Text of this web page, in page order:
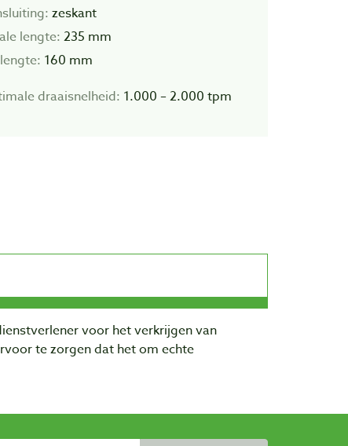
zeskant
lengte: 235 mm
160 mm
draaisnelheid: 1.000 – 2.000 tpm
voor het verkrijgen van
te zorgen dat het om echte